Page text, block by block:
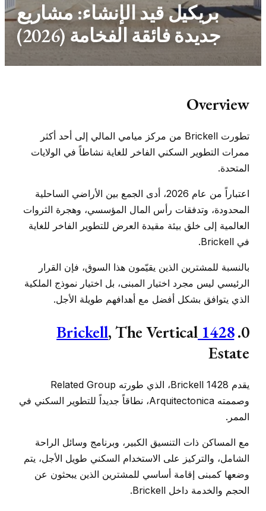
بريكيل قيد الإنشاء: مشاريع
جديدة فائقة الفخامة (2026)
Overview
تطورت Brickell من مركز ميامي المالي إلى أحد أكثر
ممرات التطوير السكني الفاخر للغاية نشاطاً في الولايات
المتحدة.
اعتباراً من عام 2026، أدى الجمع بين الأراضي الساحلية
المحدودة، وتدفقات رأس المال المؤسسي، وهجرة الثروات
العالمية إلى خلق بيئة مقيدة العرض للتطوير الفاخر للغاية
في Brickell.
بالنسبة للمشترين الذين يقيّمون هذا السوق، فإن القرار
الرئيسي ليس مجرد اختيار المبنى، بل اختيار نموذج الملكية
الذي يتوافق بشكل أفضل مع أهدافهم طويلة الأجل.
0.
1428 Brickell
, The Vertical
Estate
يقدم 1428 Brickell، الذي طورته Related Group
وصممته Arquitectonica، نطاقاً جديداً للتطوير السكني في
الممر.
مع المساكن ذات التنسيق الكبير، وبرنامج وسائل الراحة
الشامل، والتركيز على الاستخدام السكني طويل الأجل، يتم
وضعها كمبنى إقامة أساسي للمشترين الذين يبحثون عن
الحجم والخدمة داخل Brickell.